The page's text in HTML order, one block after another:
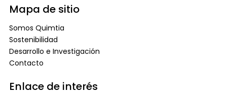
Mapa de sitio
Somos Quimtia
Sostenibilidad
Desarrollo e Investigación
Contacto
Enlace de interés